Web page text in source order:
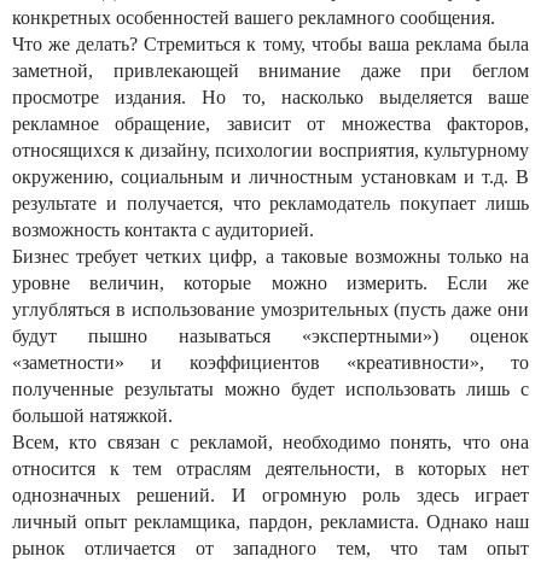
конкретных особенностей вашего рекламного сообщения.
Что же делать? Стремиться к тому, чтобы ваша реклама была
заметной, привлекающей внимание даже при беглом
просмотре издания. Но то, насколько выделяется ваше
рекламное обращение, зависит от множества факторов,
относящихся к дизайну, психологии восприятия, культурному
окружению, социальным и личностным установкам и т.д. В
результате и получается, что рекламодатель покупает лишь
возможность контакта с аудиторией.
Бизнес требует четких цифр, а таковые возможны только на
уровне величин, которые можно измерить. Если же
углубляться в использование умозрительных (пусть даже они
будут пышно называться «экспертными») оценок
«заметности» и коэффициентов «креативности», то
полученные результаты можно будет использовать лишь с
большой натяжкой.
Всем, кто связан с рекламой, необходимо понять, что она
относится к тем отраслям деятельности, в которых нет
однозначных решений. И огромную роль здесь играет
личный опыт рекламщика, пардон, рекламиста. Однако наш
рынок отличается от западного тем, что там опыт